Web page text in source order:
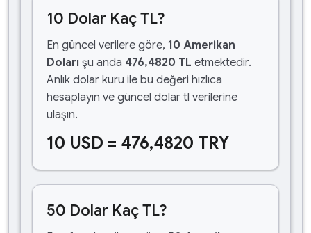
10 Dolar Kaç TL?
En güncel verilere göre, 10 Amerikan
Doları şu anda 476,4820 TL etmektedir.
Anlık dolar kuru ile bu değeri hızlıca
hesaplayın ve güncel dolar tl verilerine
ulaşın.
10 USD = 476,4820 TRY
50 Dolar Kaç TL?